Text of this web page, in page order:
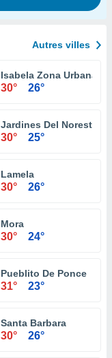
Autres villes
Isabela Zona Urbana
30° 26°
Jardines Del Noreste
30° 25°
Lamela
30° 26°
Mora
30° 24°
Pueblito De Ponce
31° 23°
Santa Barbara
30° 26°